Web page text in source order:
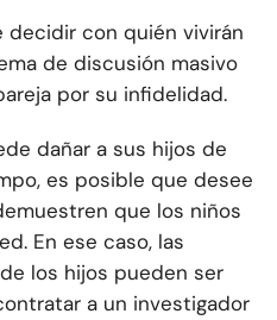
decidir con quién vivirán
de discusión masivo
por su infidelidad.
dañar a sus hijos de
es posible que desee
que los niños
En ese caso, las
los hijos pueden ser
a un investigador